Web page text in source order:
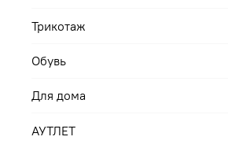
Трикотаж
Обувь
Для дома
АУТЛЕТ